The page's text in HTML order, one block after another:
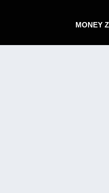
MONEY